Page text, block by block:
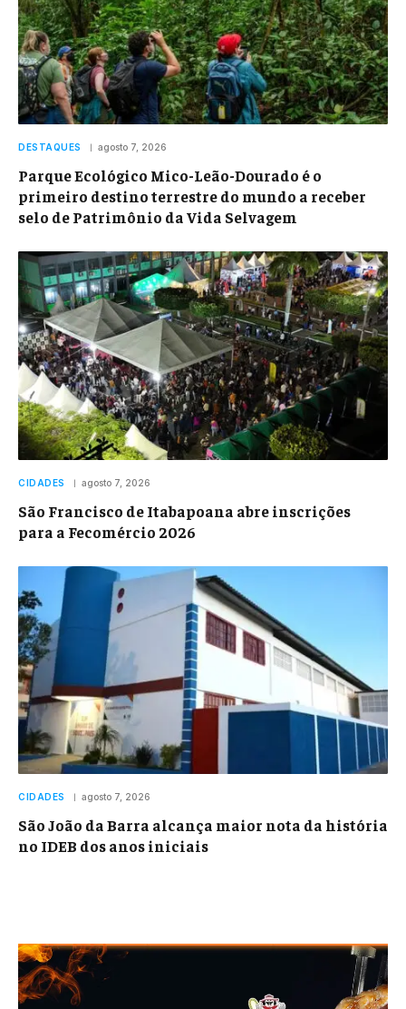
DESTAQUES agosto 7, 2026
Parque Ecológico Mico-Leão-Dourado é o
primeiro destino terrestre do mundo a receber
selo de Patrimônio da Vida Selvagem
CIDADES agosto 7, 2026
São Francisco de Itabapoana abre inscrições
para a Fecomércio 2026
CIDADES agosto 7, 2026
São João da Barra alcança maior nota da história
no IDEB dos anos iniciais